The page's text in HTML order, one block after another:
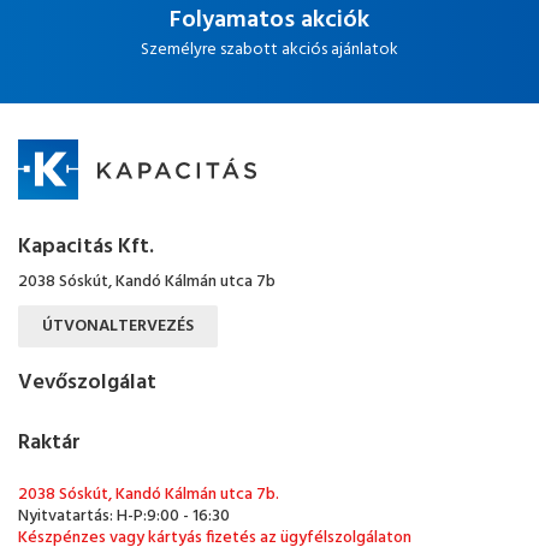
Folyamatos akciók
Személyre szabott akciós ajánlatok
Kapacitás Kft.
2038 Sóskút, Kandó Kálmán utca 7b
ÚTVONALTERVEZÉS
Vevőszolgálat
Raktár
2038 Sóskút, Kandó Kálmán utca 7b.
Nyitvatartás: H-P:9:00 - 16:30
Készpénzes vagy kártyás fizetés az ügyfélszolgálaton